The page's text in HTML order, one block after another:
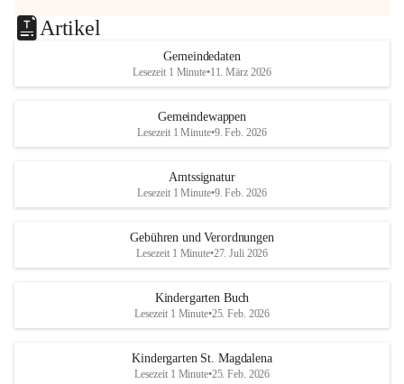
Artikel
Gemeindedaten
Lesezeit 1 Minute•11. März 2026
Gemeindewappen
Lesezeit 1 Minute•9. Feb. 2026
Amtssignatur
Lesezeit 1 Minute•9. Feb. 2026
Gebühren und Verordnungen
Lesezeit 1 Minute•27. Juli 2026
Kindergarten Buch
Lesezeit 1 Minute•25. Feb. 2026
Kindergarten St. Magdalena
Lesezeit 1 Minute•25. Feb. 2026